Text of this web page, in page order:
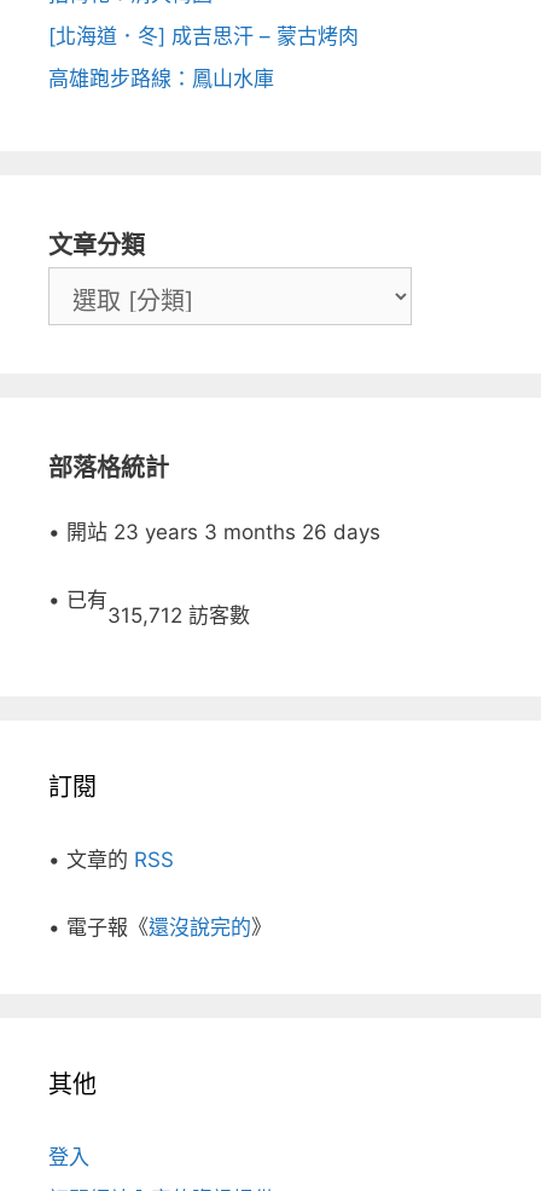
[北海道．冬] 成吉思汗 – 蒙古烤肉
高雄跑步路線：鳳山水庫
文章分類
部落格統計
• 開站 23 years 3 months 26 days
• 已有
315,712 訪客數
訂閱
• 文章的 RSS
• 電子報《還沒說完的》
其他
登入